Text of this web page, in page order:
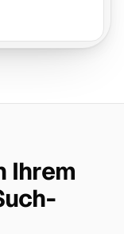
Ihrem